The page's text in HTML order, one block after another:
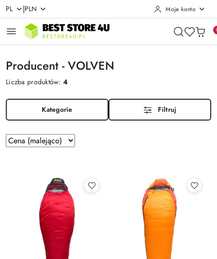
Przejdź do treści głównej
Przejdź do wyszukiwarki
Przejdź do moje konto
Przejdź do menu głównego
Przejdź do stopki
PL |PLN Moje konto
Producent - VOLVEN
Liczba produktów:4
Kategorie Filtruj
Zastosowano
sortowanie:
Sortuj
według